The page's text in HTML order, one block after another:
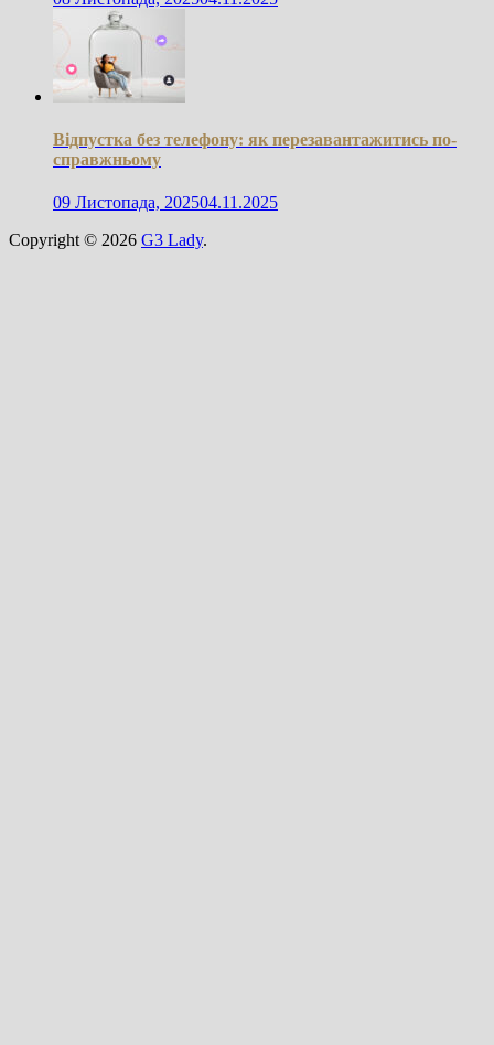
Відпустка без телефону: як перезавантажитись по-
справжньому
09 Листопада, 202504.11.2025
Copyright © 2026 G3 Lady.